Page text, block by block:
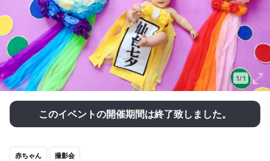
1/1
このイベントの開催期間は終了致しました。
赤ちゃん 撮影会